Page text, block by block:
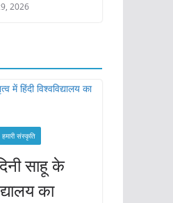
2026
हमारी संस्कृति
साहू के
का